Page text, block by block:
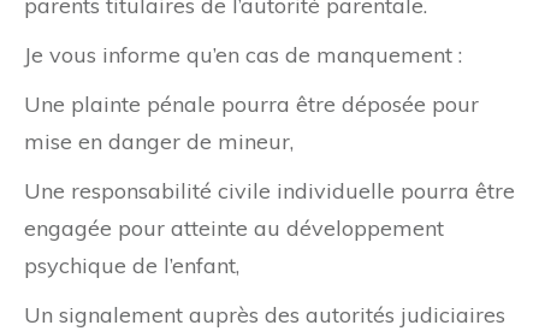
parents titulaires de l’autorité parentale.
Je vous informe qu’en cas de manquement :
Une plainte pénale pourra être déposée pour
mise en danger de mineur,
Une responsabilité civile individuelle pourra être
engagée pour atteinte au développement
psychique de l’enfant,
Un signalement auprès des autorités judiciaires